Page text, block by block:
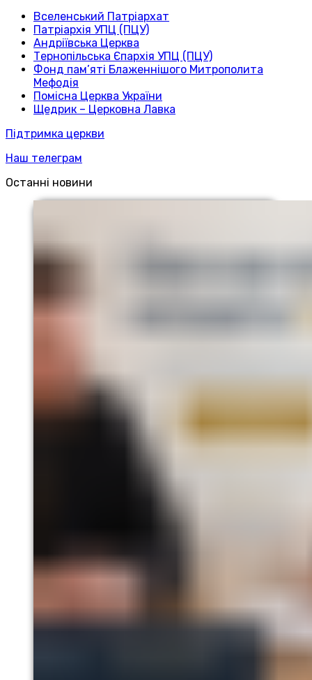
Вселенський Патріархат
Патріархія УПЦ (ПЦУ)
Андріївська Церква
Тернопільська Єпархія УПЦ (ПЦУ)
Фонд пам’яті Блаженнішого Митрополита
Мефодія
Помісна Церква України
Щедрик – Церковна Лавка
Підтримка церкви
Наш телеграм
Останні новини